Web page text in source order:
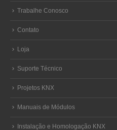
Trabalhe Conosco
Contato
Loja
Suporte Técnico
Projetos KNX
Manuais de Módulos
Instalação e Homologação KNX